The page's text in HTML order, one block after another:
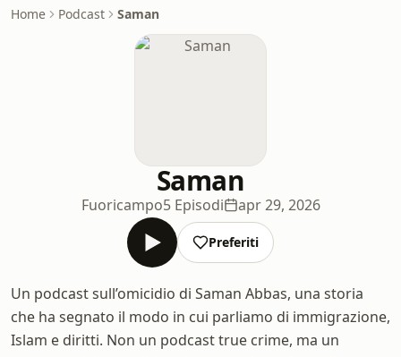
Home Podcast Saman
Saman
Fuoricampo5 Episodi apr 29, 2026
Preferiti
Un podcast sull’omicidio di Saman Abbas, una storia
che ha segnato il modo in cui parliamo di immigrazione,
Islam e diritti. Non un podcast true crime, ma un